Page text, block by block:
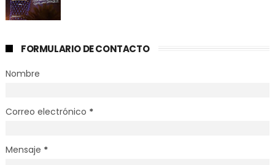
FORMULARIO DE CONTACTO
Nombre
Correo electrónico *
Mensaje *